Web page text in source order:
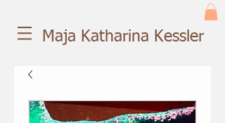
Maja Katharina Kessler